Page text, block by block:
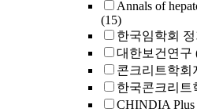
Annals of
(15)
한국임학회
대한보건연구
콘크리트학회
한국콘크리트
CHINDIA Plus